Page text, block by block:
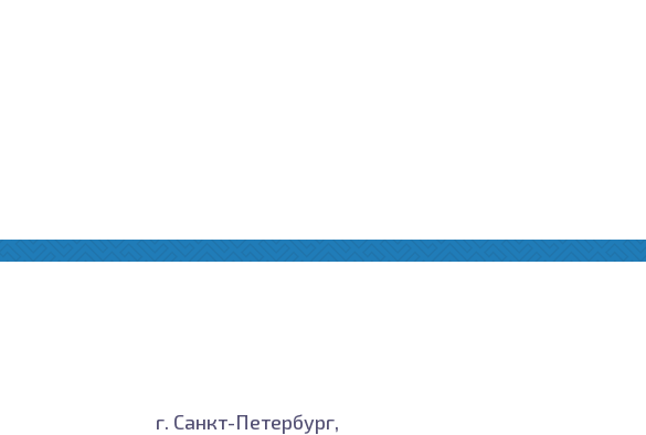
г. Санкт-Петербург,